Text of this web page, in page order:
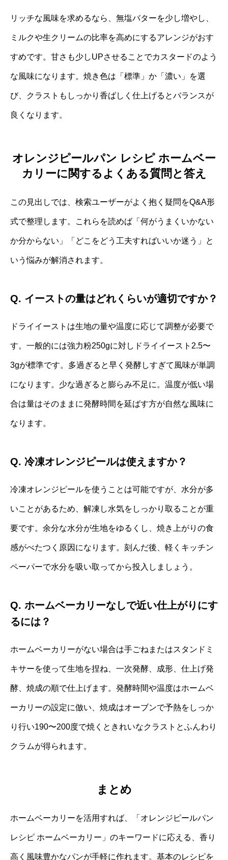
リッチな風味を求めるなら、無塩バターを少し増やし、
ミルクや生クリームの比率を高めにするアレンジがおす
すめです。甘さも少しUPさせることでカスタードのよう
な風味になります。焼き色は「標準」か「濃い」を選
び、クラストもしっかり香ばしく仕上げるとバランスが
良くなります。
オレンジピールパン レシピ ホームベー
カリーに関するよくある質問と答え
この見出しでは、検索ユーザーがよく抱く疑問をQ&A形
式で整理します。これらを読めば「何がうまくいかない
か分からない」「どこをどう工夫すればいいか迷う」と
いう悩みが解消されます。
Q. イーストの量はどれくらいが適切ですか？
ドライイーストは生地の量や温度に応じて調整が必要で
す。一般的には強力粉250gに対しドライイースト2.5〜
3gが標準です。多過ぎると早く発酵しすぎて風味が単調
になります。少な過ぎると膨らみ不足に。温度が低い場
合は量はそのままに発酵時間を延ばす方が自然な風味に
なります。
Q. 冷凍オレンジピールは使えますか？
冷凍オレンジピールを使うことは可能ですが、水分が多
いことがあるため、解凍し水気をしっかり取ることが重
要です。余分な水分が生地をゆるくし、焼き上がりの食
感がべたつく原因になります。刻んだ後、軽くキッチン
ペーパーで水分を吸い取ってから投入しましょう。
Q. ホームベーカリーなしで近い仕上がりにす
るには？
ホームベーカリーがない場合は手ごねまたはスタンドミ
キサーを使って生地を捏ね、一次発酵、成形、仕上げ発
酵、焼成の順で仕上げます。発酵時間や温度はホームベ
ーカリーの設定に倣い、焼成はオーブンで予熱をしっか
り行い190〜200度で焼くときれいなクラストとふんわり
クラムが得られます。
まとめ
ホームベーカリーを活用すれば、「オレンジピールパン
レシピ ホームベーカリー」のキーワードに応える、香り
高く風味豊かなパンが手軽に作れます。基本のレシピを